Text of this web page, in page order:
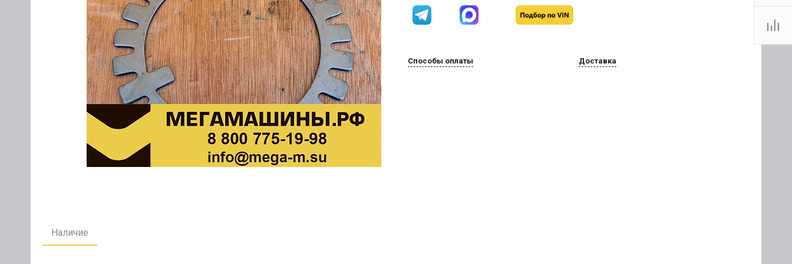
Способы оплаты Доставка
Наличие